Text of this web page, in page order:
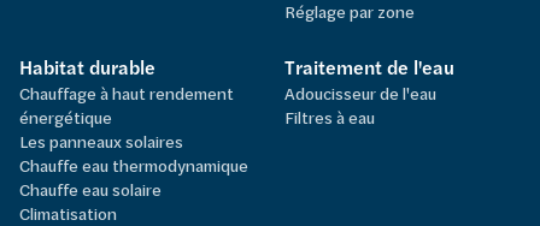
Réglage par zone
Habitat durable
Chauffage à haut rendement
énergétique
Les panneaux solaires
Chauffe eau thermodynamique
Chauffe eau solaire
Climatisation
Traitement de l'eau
Adoucisseur de l'eau
Filtres à eau